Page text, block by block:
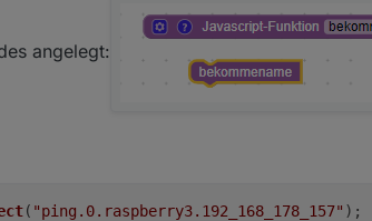
angelegt:
( "ping.0.raspberry3.192_168_178_157" );